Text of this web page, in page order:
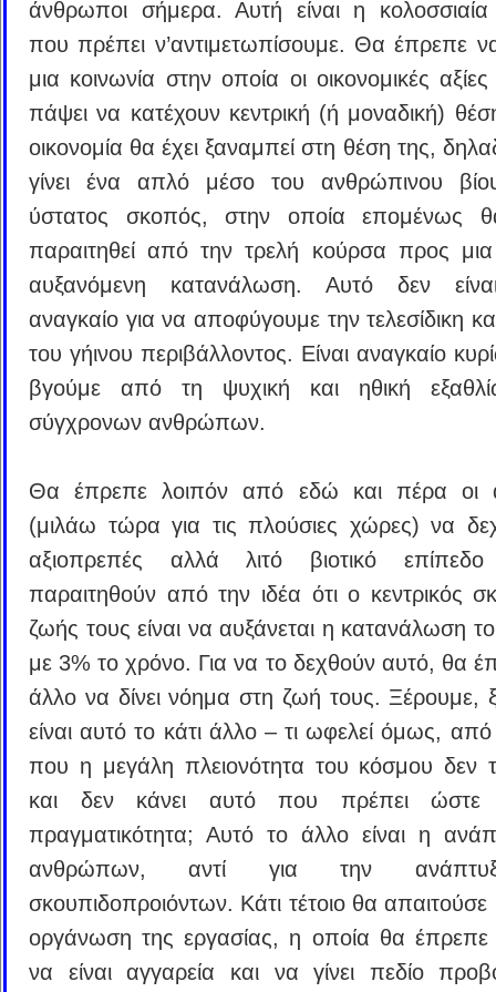
άνθρωποι σήμερα. Αυτή είναι η κολοσσιαία
που πρέπει ν’αντιμετωπίσουμε. Θα έπρεπε
μια κοινωνία στην οποία οι οικονομικές
πάψει να κατέχουν κεντρική (ή μοναδική)
οικονομία θα έχει ξαναμπεί στη θέση της,
γίνει ένα απλό μέσο του ανθρώπινου
ύστατος σκοπός, στην οποία επομένως
παραιτηθεί από την τρελή κούρσα προς
αυξανόμενη κατανάλωση. Αυτό δεν
αναγκαίο για να αποφύγουμε την τελεσίδικη
του γήινου περιβάλλοντος. Είναι αναγκαίο
βγούμε από τη ψυχική και ηθική
σύγχρονων ανθρώπων.
Θα έπρεπε λοιπόν από εδώ και πέρα οι
(μιλάω τώρα για τις πλούσιες χώρες) να
αξιοπρεπές αλλά λιτό βιοτικό
παραιτηθούν από την ιδέα ότι ο κεντρικός
ζωής τους είναι να αυξάνεται η κατανάλωση
με 3% το χρόνο. Για να το δεχθούν αυτό, θα
άλλο να δίνει νόημα στη ζωή τους. Ξέρουμε,
είναι αυτό το κάτι άλλο – τι ωφελεί όμως, από
που η μεγάλη πλειονότητα του κόσμου δεν
και δεν κάνει αυτό που πρέπει ώστε
πραγματικότητα; Αυτό το άλλο είναι η
ανθρώπων, αντί για την
σκουπιδοπροιόντων. Κάτι τέτοιο θα απαιτούσε
οργάνωση της εργασίας, η οποία θα
να είναι αγγαρεία και να γίνει πεδίο